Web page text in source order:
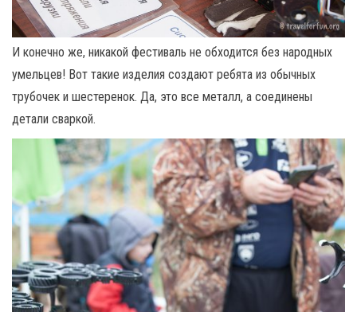
И конечно же, никакой фестиваль не обходится без народных
умельцев! Вот такие изделия создают ребята из обычных
трубочек и шестеренок. Да, это все металл, а соединены
детали сваркой.